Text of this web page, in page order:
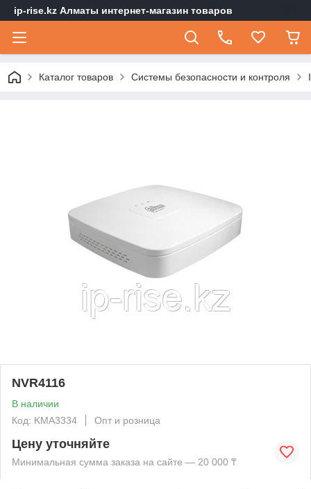
ip-rise.kz Алматы интернет-магазин товаров
Каталог товаров Системы безопасности и контроля
NVR4116
В наличии
Код: KMА3334
Опт и розница
Цену уточняйте
Минимальная сумма заказа на сайте — 20 000 ₸